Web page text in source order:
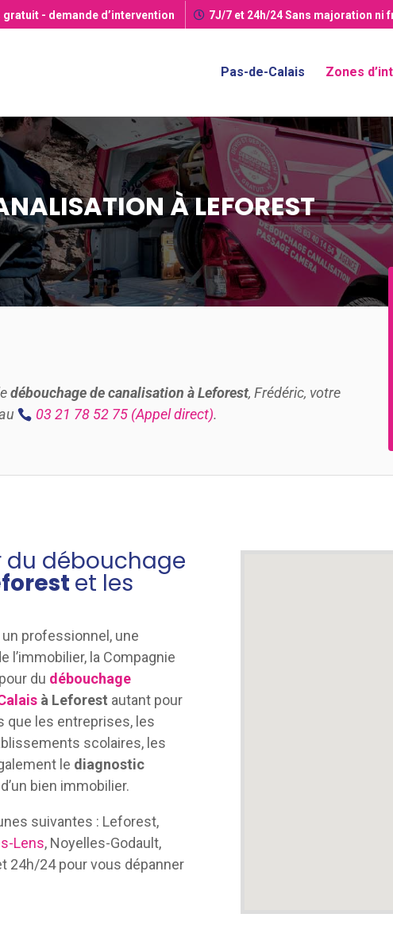
gratuit - demande d’intervention 7J/7 et 24h/24Sans majoration ni
Pas-de-Calais Zones
À LEFOREST
débouchage de canalisation à Leforest, Frédéric, votre
03 21 78 52 75 (Appel direct).
du débouchage
et les
professionnel, une
l’immobilier, la Compagnie
du débouchage
à Leforest autant pour
que les entreprises, les
scolaires, les
le diagnostic
bien immobilier.
suivantes : Leforest,
Lens, Noyelles-Godault,
24h/24 pour vous dépanner